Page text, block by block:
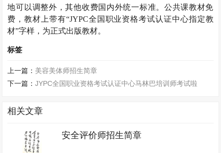
地可以调整外，其他收费国内外统一标准。公共课教材免
费，教材上带有“JYPC全国职业资格考试认证中心指定教
材”字样，为正式出版教材。
标签
上一篇： 美容美体师招生简章
下一篇：JYPC全国职业资格考试认证中心马林巴培训师考试啦
相关文章
安全评价师招生简章